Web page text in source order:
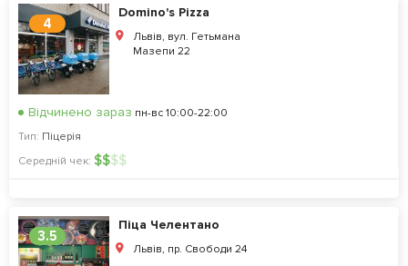
4
Domino's Pizza
Львів, вул. Гетьмана
Мазепи 22
Відчинено зараз пн-вс 10:00-22:00
Тип: Піцерія
Середній чек: $$$$
3.5
Піца Челентано
Львів, пр. Свободи 24